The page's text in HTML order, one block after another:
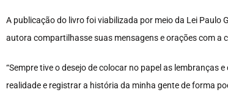
A publicação do livro foi viabilizada por meio da Lei
autora compartilhasse suas mensagens e orações com a
“Sempre tive o desejo de colocar no papel as
realidade e registrar a história da minha gente de forma